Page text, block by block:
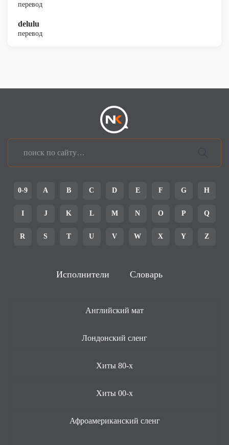
перевод
delulu
перевод
0-9 A B C D E F G H
I J K L M N O P Q
R S T U V W X Y Z
Исполнители Словарь
Английский мат
Лондонский сленг
Хиты 80-х
Хиты 00-х
Афроамериканский сленг